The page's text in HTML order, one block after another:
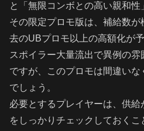
と「無限コンボとの高い親和性
その限定プロモ版は、補給数
去のUBプロモ以上の高額化が予
スポイラー大量流出で異例の
ですが、このプロモは間違い
でしょう。
必要とするプレイヤーは、供
をしっかりチェックしておくこ